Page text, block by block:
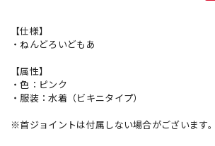
【仕様】
・ねんどろいどもあ
【属性】
・色：ピンク
・服装：水着（ビキニタイプ）
※首ジョイントは付属しない場合がございます。